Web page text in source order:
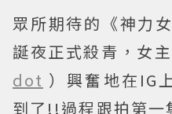
眾所期待的《神力
誕夜正式殺青，女
dot ）興奮地在IG
到了!!過程跟拍第一